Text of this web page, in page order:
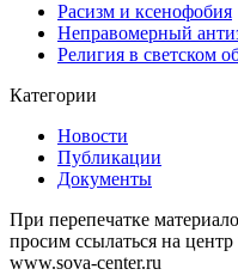
Расизм и ксенофобия
Неправомерный
Религия в светском
Категории
Новости
Публикации
Документы
При перепечатке
просим ссылаться на
www.sova-center.ru